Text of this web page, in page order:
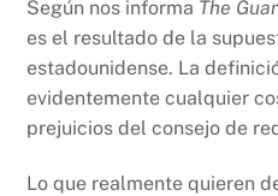
Según nos informa The
es el resultado de la
estadounidense. La
evidentemente cualquier
prejuicios del consejo de
Lo que realmente quieren